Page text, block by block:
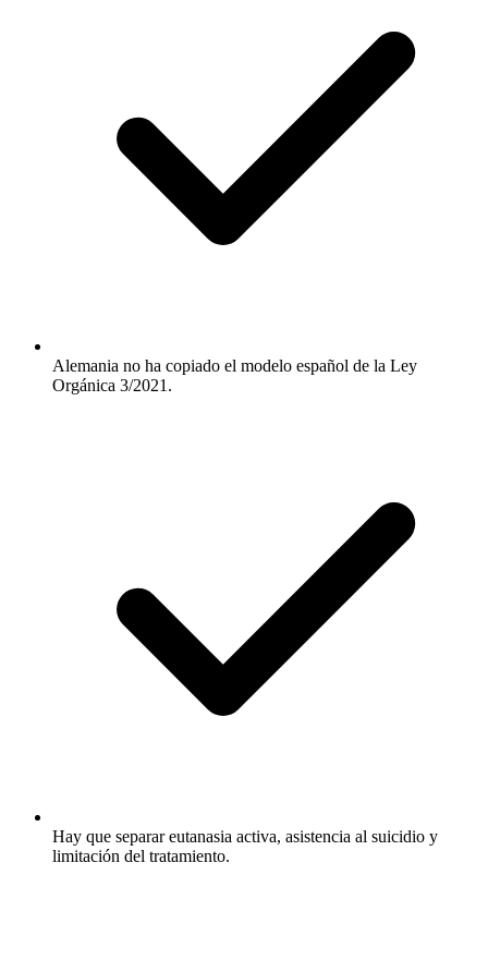
Alemania no ha copiado el modelo español de la Ley
Orgánica 3/2021.
Hay que separar eutanasia activa, asistencia al suicidio y
limitación del tratamiento.